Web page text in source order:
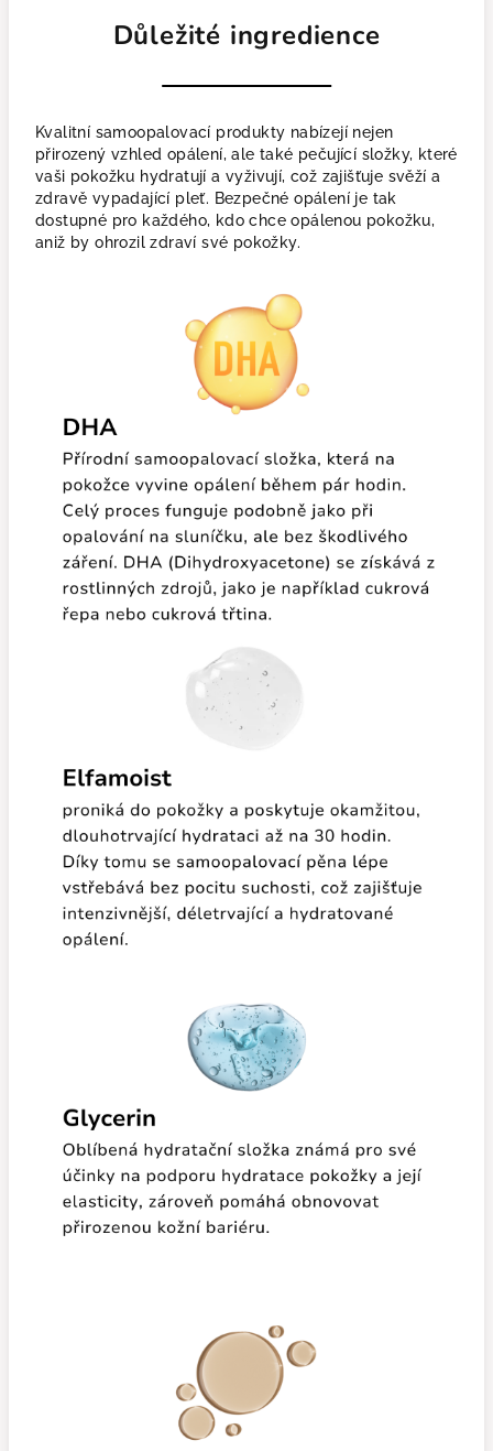
Důležité ingredience
Kvalitní samoopalovací produkty nabízejí nejen
přirozený vzhled opálení, ale také pečující složky, které
vaši pokožku hydratují a vyživují, což zajišťuje svěží a
zdravě vypadající pleť. Bezpečné opálení je tak
dostupné pro každého, kdo chce opálenou pokožku,
aniž by ohrozil zdraví své pokožky.